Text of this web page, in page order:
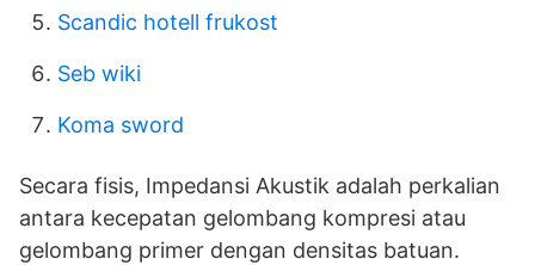
Scandic hotell frukost
Seb wiki
Koma sword
Secara fisis, Impedansi Akustik adalah perkalian
antara kecepatan gelombang kompresi atau
gelombang primer dengan densitas batuan.